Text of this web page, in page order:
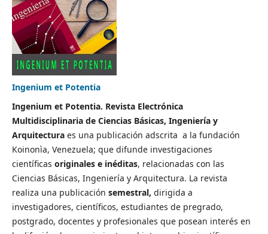
Ingenium et Potentia
Ingenium et Potentia. Revista Electrónica
Multidisciplinaria de Ciencias Básicas, Ingeniería y
Arquitectura es una publicación adscrita a la fundación
Koinonìa, Venezuela; que difunde investigaciones
científicas originales e inéditas, relacionadas con las
Ciencias Básicas, Ingeniería y Arquitectura. La revista
realiza una publicación semestral, dirigida a
investigadores, científicos, estudiantes de pregrado,
postgrado, docentes y profesionales que posean interés en